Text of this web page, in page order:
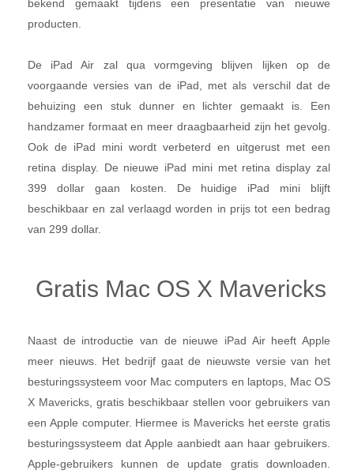
bekend gemaakt tijdens een presentatie van nieuwe
producten.
De iPad Air zal qua vormgeving blijven lijken op de
voorgaande versies van de iPad, met als verschil dat de
behuizing een stuk dunner en lichter gemaakt is. Een
handzamer formaat en meer draagbaarheid zijn het gevolg.
Ook de iPad mini wordt verbeterd en uitgerust met een
retina display. De nieuwe iPad mini met retina display zal
399 dollar gaan kosten. De huidige iPad mini blijft
beschikbaar en zal verlaagd worden in prijs tot een bedrag
van 299 dollar.
Gratis Mac OS X Mavericks
Naast de introductie van de nieuwe iPad Air heeft Apple
meer nieuws. Het bedrijf gaat de nieuwste versie van het
besturingssysteem voor Mac computers en laptops, Mac OS
X Mavericks, gratis beschikbaar stellen voor gebruikers van
een Apple computer. Hiermee is Mavericks het eerste gratis
besturingssysteem dat Apple aanbiedt aan haar gebruikers.
Apple-gebruikers kunnen de update gratis downloaden.